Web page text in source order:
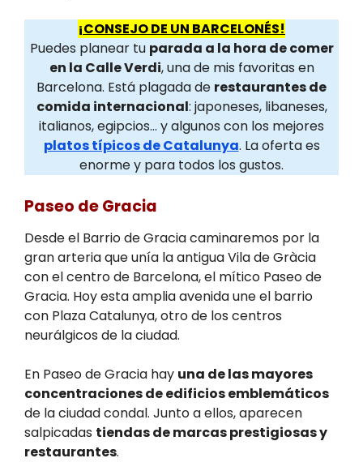
¡CONSEJO DE UN BARCELONÉS!
Puedes planear tu parada a la hora de comer
en la Calle Verdi, una de mis favoritas en
Barcelona. Está plagada de restaurantes de
comida internacional: japoneses, libaneses,
italianos, egipcios… y algunos con los mejores
platos típicos de Catalunya. La oferta es
enorme y para todos los gustos.
Paseo de Gracia
Desde el Barrio de Gracia caminaremos por la
gran arteria que unía la antigua Vila de Gràcia
con el centro de Barcelona, el mítico Paseo de
Gracia. Hoy esta amplia avenida une el barrio
con Plaza Catalunya, otro de los centros
neurálgicos de la ciudad.
En Paseo de Gracia hay una de las mayores
concentraciones de edificios emblemáticos
de la ciudad condal. Junto a ellos, aparecen
salpicadas tiendas de marcas prestigiosas y
restaurantes.